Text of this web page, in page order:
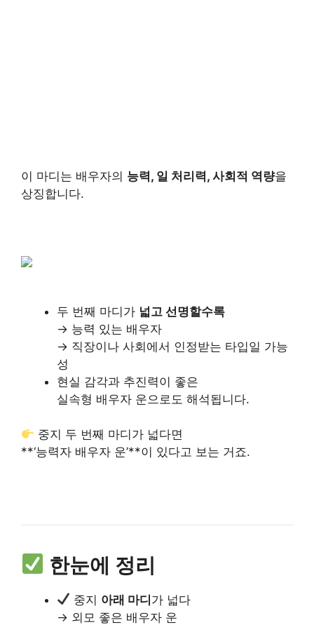
이 마디는 배우자의 능력, 일 처리력, 사회적 역량을
상징합니다.
두 번째 마디가 넓고 선명할수록
→ 능력 있는 배우자
→ 직장이나 사회에서 인정받는 타입일 가능
성
현실 감각과 추진력이 좋은
실속형 배우자 운으로도 해석됩니다.
중지 두 번째 마디가 넓다면
**‘능력자 배우자 운’**이 있다고 보는 거죠.
한눈에 정리
중지 아래 마디가 넓다
→ 외모 좋은 배우자 운